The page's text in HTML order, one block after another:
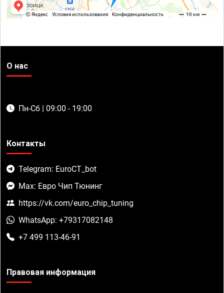
О нас
Пн-Сб | 09:00 - 19:00
Контакты
Telegram: EuroCT_bot
Max: Евро Чип Тюнинг
https://vk.com/euro_chip_tuning
WhatsApp: +79317082148
+7 499 113-46-91
Правовая информация